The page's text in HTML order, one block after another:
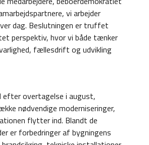
vi arbejder
dag. Beslutningen er truffet
perspektiv, hvor vi både tænker
fællesdrift og udvikling
efter overtagelse i august,
nødvendige moderniseringer,
flytter ind. Blandt de
er forbedringer af bygningens